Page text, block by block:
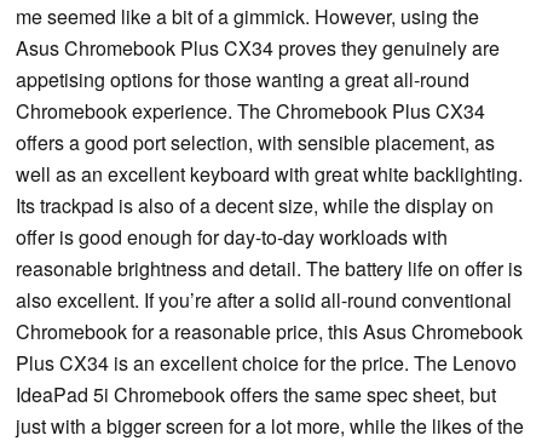
me seemed like a bit of a gimmick. However, using the
Asus Chromebook Plus CX34 proves they genuinely are
appetising options for those wanting a great all-round
Chromebook experience. The Chromebook Plus CX34
offers a good port selection, with sensible placement, as
well as an excellent keyboard with great white backlighting.
Its trackpad is also of a decent size, while the display on
offer is good enough for day-to-day workloads with
reasonable brightness and detail. The battery life on offer is
also excellent. If you’re after a solid all-round conventional
Chromebook for a reasonable price, this Asus Chromebook
Plus CX34 is an excellent choice for the price. The Lenovo
IdeaPad 5i Chromebook offers the same spec sheet, but
just with a bigger screen for a lot more, while the likes of the